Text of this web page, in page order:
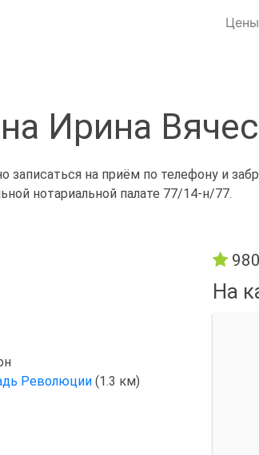
Цены
Ирина
на приём по телефону и
нотариальной палате 77/14-н/77.
Революции (1.3 км)
980
На